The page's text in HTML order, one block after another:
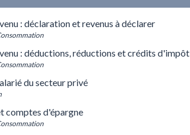
: déclaration et revenus à déclarer
: déductions, réductions et crédits d'impôt
du secteur privé
comptes d'épargne